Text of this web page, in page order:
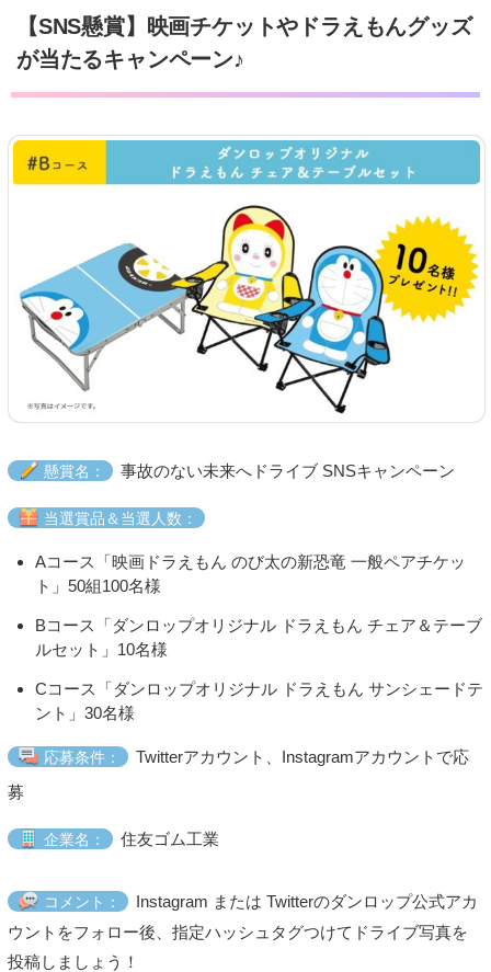
【SNS懸賞】映画チケットやドラえもんグッズ
が当たるキャンペーン♪
懸賞名： 事故のない未来へドライブ SNSキャンペーン
当選賞品＆当選人数：
Aコース「映画ドラえもん のび太の新恐竜 一般ペアチケッ
ト」50組100名様
Bコース「ダンロップオリジナル ドラえもん チェア＆テーブ
ルセット」10名様
Cコース「ダンロップオリジナル ドラえもん サンシェードテ
ント」30名様
応募条件：
Twitterアカウント、Instagramアカウントで応
募
企業名： 住友ゴム工業
コメント：
Instagram または Twitterのダンロップ公式アカ
ウントをフォロー後、指定ハッシュタグつけてドライブ写真を
投稿しましょう！